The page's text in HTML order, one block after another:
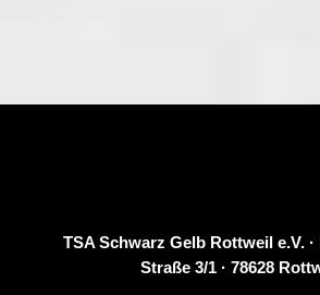
TSA Schwarz Gelb Rottweil e.V.
Straße 3/1 · 78628